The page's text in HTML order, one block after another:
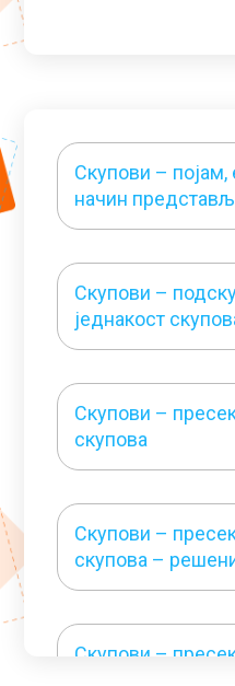
Скупови – појам,
начин
Скупови –
једнакост
Скупови –
скупова
Скупови –
скупова –
Скупови –